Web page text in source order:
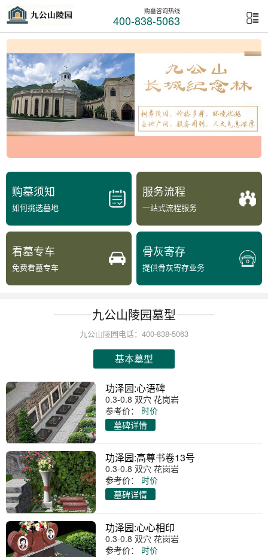
购墓咨询热线
400-838-5063
购墓须知
如何挑选墓地
服务流程
一站式流程服务
看墓专车
免费看墓专车
骨灰寄存
提供骨灰寄存业务
九公山陵园墓型
九公山陵园电话：400-838-5063
基本墓型
功泽园:心语碑
0.3-0.8 双穴 花岗岩
参考价：
时价
墓碑详情
功泽园:高尊书卷13号
0.3-0.8 双穴 花岗岩
参考价：
时价
墓碑详情
功泽园:心心相印
0.3-0.8 双穴 花岗岩
参考价：
时价